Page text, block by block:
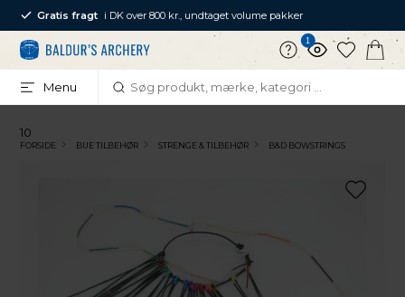
Gratis fragt i DK over 800 kr., undtaget volume pakker
1
Menu
10
FORSIDE BUE TILBEHØR STRENGE & TILBEHØR B&D BOWSTRINGS